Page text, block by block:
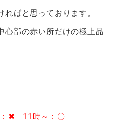
ばと思っております。
心部の赤い所だけの極上品
：✖ 11時～：〇